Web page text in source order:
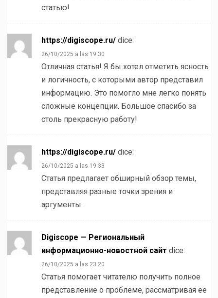
статью!
https://digiscope.ru/ dice:
26/10/2025 a las 19:30
Отличная статья! Я бы хотел отметить ясность
и логичность, с которыми автор представил
информацию. Это помогло мне легко понять
сложные концепции. Большое спасибо за
столь прекрасную работу!
https://digiscope.ru/ dice:
26/10/2025 a las 19:33
Статья предлагает обширный обзор темы,
представляя разные точки зрения и
аргументы.
Digiscope — Региональный
информационно-новостной сайт dice:
26/10/2025 a las 23:20
Статья помогает читателю получить полное
представление о проблеме, рассматривая ее